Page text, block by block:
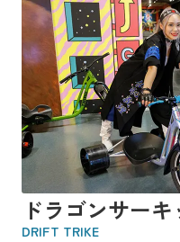
ドラゴンサーキ
DRIFT TRIKE